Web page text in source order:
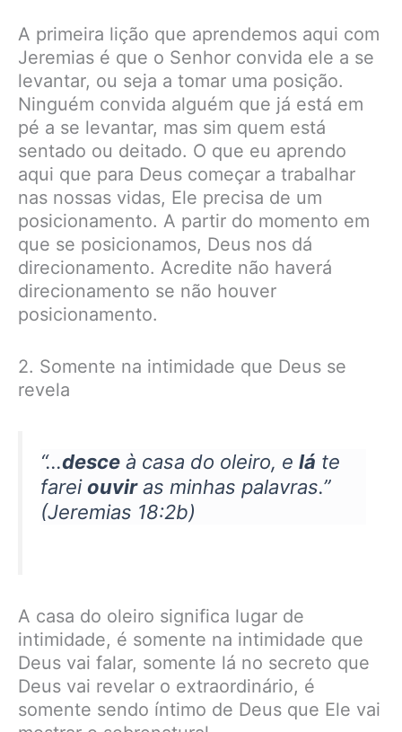
A primeira lição que aprendemos aqui com
Jeremias é que o Senhor convida ele a se
levantar, ou seja a tomar uma posição.
Ninguém convida alguém que já está em
pé a se levantar, mas sim quem está
sentado ou deitado. O que eu aprendo
aqui que para Deus começar a trabalhar
nas nossas vidas, Ele precisa de um
posicionamento. A partir do momento em
que se posicionamos, Deus nos dá
direcionamento. Acredite não haverá
direcionamento se não houver
posicionamento.
2. Somente na intimidade que Deus se
revela
“…desce à casa do oleiro, e lá te
fareiouviras minhas palavras.”
(Jeremias 18:2b)
A casa do oleiro significa lugar de
intimidade, é somente na intimidade que
Deus vai falar, somente lá no secreto que
Deus vai revelar o extraordinário, é
somente sendo íntimo de Deus que Ele vai